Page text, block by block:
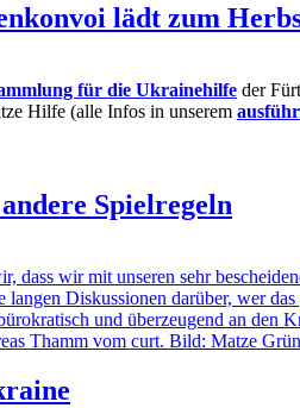
lädt zum
für die Ukrainehilfe der
Hilfe (alle Infos in unserem
Spielregeln
wir mit unseren sehr
Diskussionen darüber, wer
und überzeugend an den